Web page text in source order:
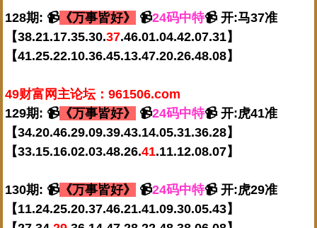
128期: 📹 《万事皆好》 📹24码中特📹 开:马37准
【38.21.17.35.30.37.46.01.04.42.07.31】
【41.25.22.10.36.45.13.47.20.26.48.08】
49财富网主论坛：961506.com
129期: 📹 《万事皆好》 📹24码中特📹 开:虎41准
【34.20.46.29.09.39.43.14.05.31.36.28】
【33.15.16.02.03.48.26.41.11.12.08.07】
130期: 📹 《万事皆好》 📹24码中特📹 开:虎29准
【11.24.25.20.37.46.21.41.09.30.05.43】